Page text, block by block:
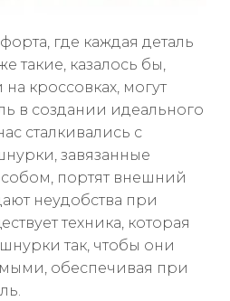
где каждая деталь
такие, казалось бы,
кроссовках, могут
в создании идеального
сталкивались с
завязанные
портят внешний
неудобства при
техника, которая
шнурки так, чтобы они
обеспечивая при